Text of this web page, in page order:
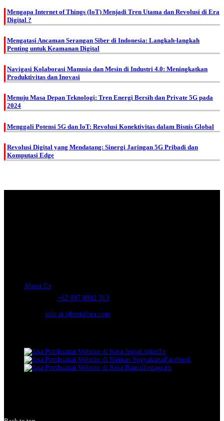
Mengapa Internet of Things (IoT) Menjadi Tren Utama dan Revolusi di Era
Digital ?
Mengatasi Ancaman Serangan Siber di Indonesia: Langkah-langkah
Penting untuk Keamanan Digital
Navigasi Kolaborasi Manusia dan Mesin di Industri 4.0: Meningkatkan
Produktivitas dan Inovasi
Menuju Masa Depan Teknologi: Tren Energi Bersih dan Private 5G pada
2024
Menggali Potensi 5G dan IoT: Revolusi Konektivitas dalam Bisnis Global
Revolusi Digital yang Mendatang: Sinergi Jaringan 5G Pribadi dan
Komputasi Edge
About Us
+62 897 8802 313
info at idmetafora.com
LinkedIn
Facebook
Instagram